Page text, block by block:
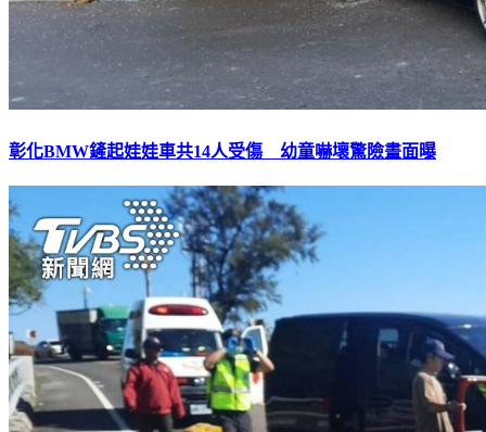
彰化BMW鏟起娃娃車共14人受傷 幼童嚇壞驚險畫面曝